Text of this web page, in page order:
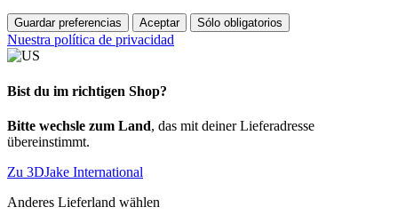
Guardar preferencias Aceptar Sólo obligatorios
Nuestra política de privacidad
Bist du im richtigen Shop?
Bitte wechsle zum Land, das mit deiner Lieferadresse
übereinstimmt.
Zu 3DJake International
Anderes Lieferland wählen